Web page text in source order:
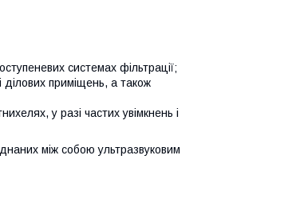
системах фільтрації;
ділових приміщень, а також
у разі частих увімкнень і
між собою ультразвуковим